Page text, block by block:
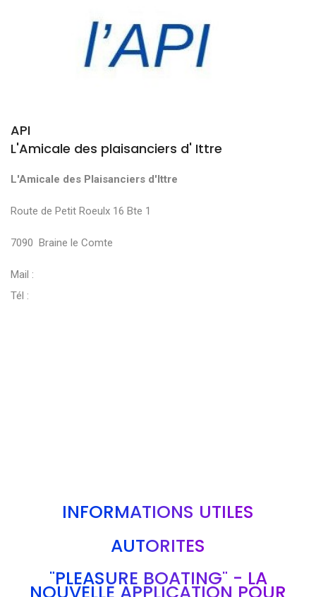
API
L'Amicale des plaisanciers d' Ittre
L'Amicale des Plaisanciers d'Ittre
Route de Petit Roeulx 16 Bte 1
7090 Braine le Comte
Mail :
Tél :
INFORMATIONS UTILES
AUTORITÉS
"PLEASURE BOATING" - LA